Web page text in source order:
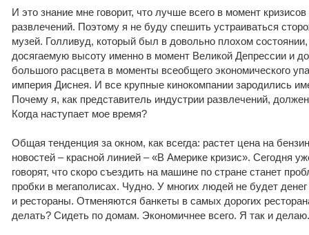
И это знание мне говорит, что лучше всего в момент
развлечений. Поэтому я не буду спешить устраиваться
музей. Голливуд, который был в довольно плохом
досягаемую высоту именно в момент Великой Депрессии и
большого расцвета в моменты всеобщего экономического
империя Диснея. И все крупные кинокомпании зародились
Почему я, как представитель индустрии развлечений,
Когда наступает мое время?
Общая тенденция за окном, как всегда: растет цена на
новостей – красной линией – «В Америке кризис». Сегодня
говорят, что скоро съездить на машине по стране станет
пробки в мегаполисах. Чудно. У многих людей не будет
и рестораны. Отменяются банкеты в самых дорогих
делать? Сидеть по домам. Экономичнее всего. Я так и